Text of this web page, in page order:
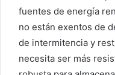
fuentes de energía
no están exentos de
de intermitencia y
necesita ser más